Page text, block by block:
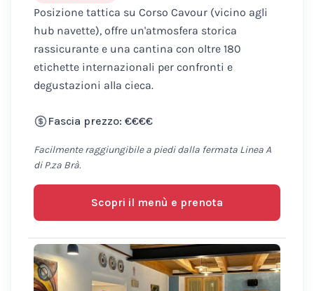
Posizione tattica su Corso Cavour (vicino agli
hub navette), offre un'atmosfera storica
rassicurante e una cantina con oltre 180
etichette internazionali per confronti e
degustazioni alla cieca.
Fascia prezzo: €€€€
Facilmente raggiungibile a piedi dalla fermata Linea A
di P.za Brà.
Scopri il menù e prenota